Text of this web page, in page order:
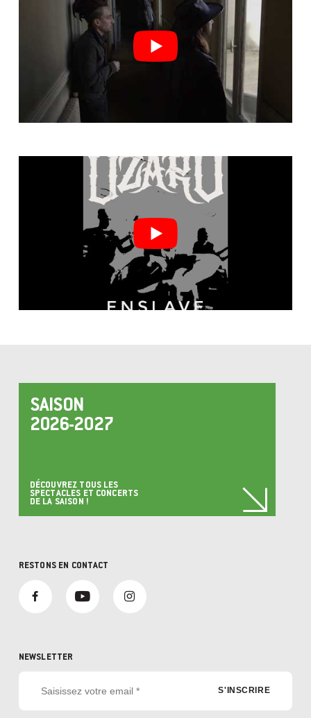
SAISON
2026-2027
DÉCOUVREZ TOUS LES
SPECTACLES ET CONCERTS
DE LA SAISON !
RESTONS EN CONTACT
NEWSLETTER